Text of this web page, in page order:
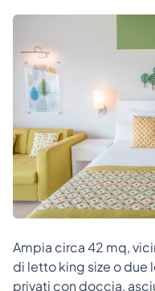
Ampia circa 42 mq,
di letto king size o due
privati con doccia,